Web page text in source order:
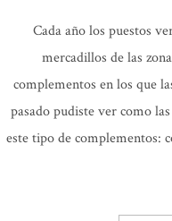
Cada año los puestos
mercadillos de las
complementos en los que
pasado pudiste ver como
este tipo de complementos: